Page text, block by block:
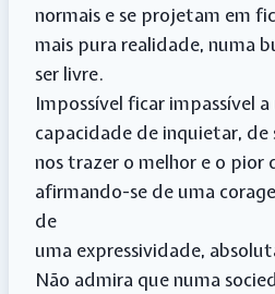
normais e se projetam em
mais pura realidade, numa
ser livre.
Impossível ficar impassível
capacidade de inquietar, de
nos trazer o melhor e o pior
afirmando-se de uma
de
uma expressividade,
Não admira que numa